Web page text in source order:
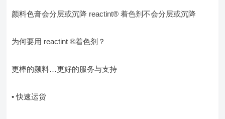
颜料色膏会分层或沉降 reactint® 着色剂不会分层或沉降
为何要用 reactint ®着色剂？
更棒的颜料…更好的服务与支持
• 快速运货